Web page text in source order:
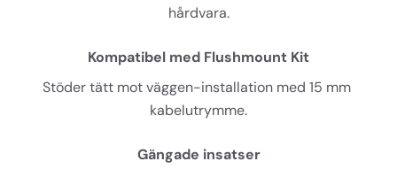
hårdvara.
Kompatibel med Flushmount Kit
Stöder tätt mot väggen-installation med 15 mm
kabelutrymme.
Gängade insatser